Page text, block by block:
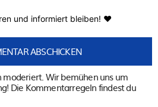
und informiert bleiben! ♥
Wir bemühen uns um
Die Kommentarregeln findest du